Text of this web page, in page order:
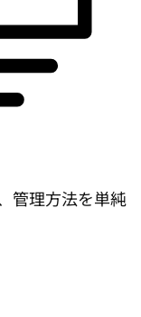
管理方法を単純